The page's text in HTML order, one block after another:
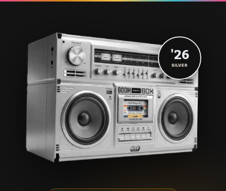
'26
SILVER